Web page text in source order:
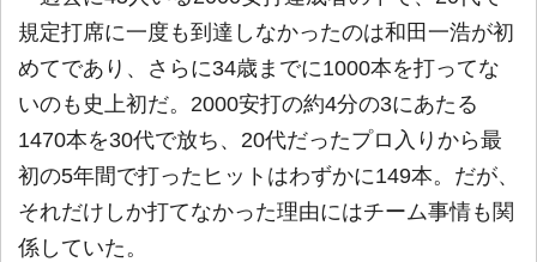
規定打席に一度も到達しなかったのは和田一浩が初
めてであり、さらに34歳までに1000本を打ってな
いのも史上初だ。2000安打の約4分の3にあたる
1470本を30代で放ち、20代だったプロ入りから最
初の5年間で打ったヒットはわずかに149本。だが、
それだけしか打てなかった理由にはチーム事情も関
係していた。